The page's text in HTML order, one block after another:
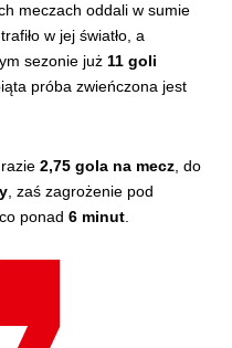
meczach oddali w sumie
trafiło w jej światło, a
sezonie już 11 goli
próba zwieńczona jest
2,75 gola na mecz, do
, zaś zagrożenie pod
ponad 6 minut.